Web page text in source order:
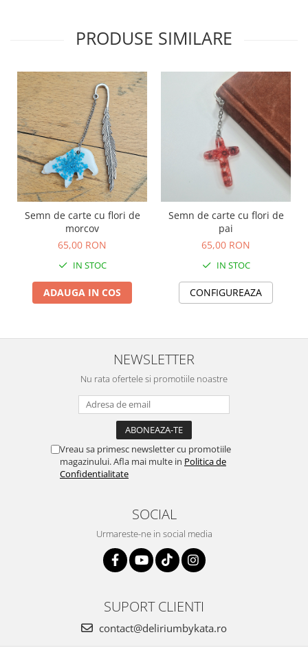
PRODUSE SIMILARE
Semn de carte cu flori de
morcov
65,00 RON
IN STOC
ADAUGA IN COS
Semn de carte cu flori de
pai
65,00 RON
IN STOC
CONFIGUREAZA
NEWSLETTER
Nu rata ofertele si promotiile noastre
Vreau sa primesc newsletter cu promotiile
magazinului. Afla mai multe in Politica de
Confidentialitate
SOCIAL
Urmareste-ne in social media
SUPORT CLIENTI
contact@deliriumbykata.ro